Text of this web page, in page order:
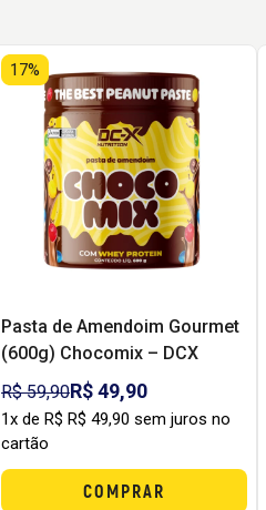
Pasta de Amendoim Gourmet
(600g) Chocomix – DCX
R$ 59,90R$ 49,90
17%
1x de R$ R$ 49,90 sem juros no
cartão
COMPRAR